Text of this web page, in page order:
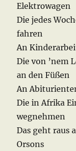
Elektrowagen
Die jedes
fahren
An
Die von ’nem
an den Füßen
An
Die in Afrika
wegnehmen
Das geht raus
Orsons